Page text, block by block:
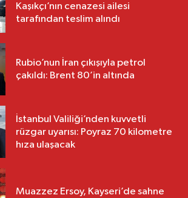
Kaşıkçı’nın cenazesi ailesi
tarafından teslim alındı
Rubio’nun İran çıkışıyla petrol
çakıldı: Brent 80’in altında
İstanbul Valiliği’nden kuvvetli
rüzgar uyarısı: Poyraz 70 kilometre
hıza ulaşacak
Muazzez Ersoy, Kayseri’de sahne